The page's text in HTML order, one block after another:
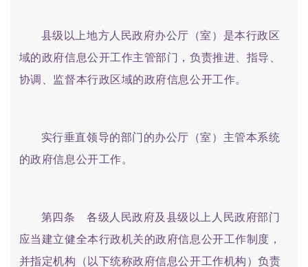
县级以上地方人民政府办公厅（室）是本行政区
域的政府信息公开工作主管部门，负责推进、指导、
协调、监督本行政区域的政府信息公开工作。
实行垂直领导的部门的办公厅（室）主管本系统
的政府信息公开工作。
第四条 各级人民政府及县级以上人民政府部门
应当建立健全本行政机关的政府信息公开工作制度，
并指定机构（以下统称政府信息公开工作机构）负责